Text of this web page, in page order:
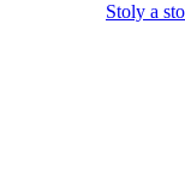
Stoly a